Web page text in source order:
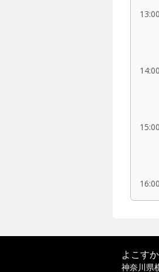
13:00
14:00
15:00
16:00
よこす
神奈川県